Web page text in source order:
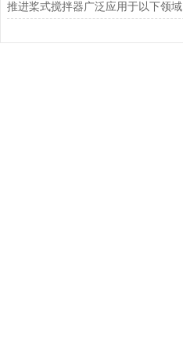
推进桨式搅拌器广泛应用于以下领域